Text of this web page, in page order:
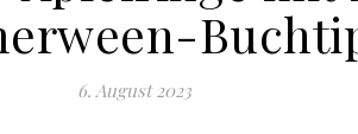
6. August 2023